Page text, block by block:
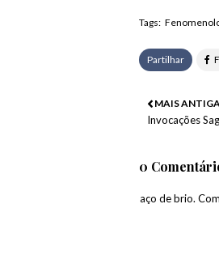
Tags:
Partilhar
MAIS
Invocações
0
paço de brio.